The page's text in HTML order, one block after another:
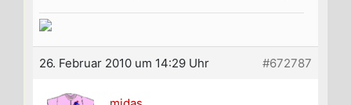
26. Februar 2010 um 14:29 Uhr #672787